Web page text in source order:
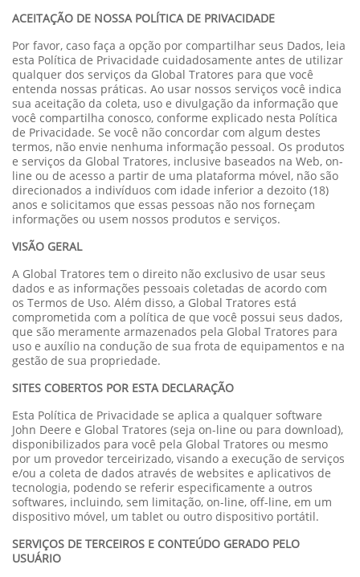
ACEITAÇÃO DE NOSSA POLÍTICA DE PRIVACIDADE
Por favor, caso faça a opção por compartilhar seus Dados, leia
esta Política de Privacidade cuidadosamente antes de utilizar
qualquer dos serviços da Global Tratores para que você
entenda nossas práticas. Ao usar nossos serviços você indica
sua aceitação da coleta, uso e divulgação da informação que
você compartilha conosco, conforme explicado nesta Política
de Privacidade. Se você não concordar com algum destes
termos, não envie nenhuma informação pessoal. Os produtos
e serviços da Global Tratores, inclusive baseados na Web, on-
line ou de acesso a partir de uma plataforma móvel, não são
direcionados a indivíduos com idade inferior a dezoito (18)
anos e solicitamos que essas pessoas não nos forneçam
informações ou usem nossos produtos e serviços.
VISÃO GERAL
A Global Tratores tem o direito não exclusivo de usar seus
dados e as informações pessoais coletadas de acordo com
os Termos de Uso. Além disso, a Global Tratores está
comprometida com a política de que você possui seus dados,
que são meramente armazenados pela Global Tratores para
uso e auxílio na condução de sua frota de equipamentos e na
gestão de sua propriedade.
SITES COBERTOS POR ESTA DECLARAÇÃO
Esta Política de Privacidade se aplica a qualquer software
John Deere e Global Tratores (seja on-line ou para download),
disponibilizados para você pela Global Tratores ou mesmo
por um provedor terceirizado, visando a execução de serviços
e/ou a coleta de dados através de websites e aplicativos de
tecnologia, podendo se referir especificamente a outros
softwares, incluindo, sem limitação, on-line, off-line, em um
dispositivo móvel, um tablet ou outro dispositivo portátil.
SERVIÇOS DE TERCEIROS E CONTEÚDO GERADO PELO
USUÁRIO